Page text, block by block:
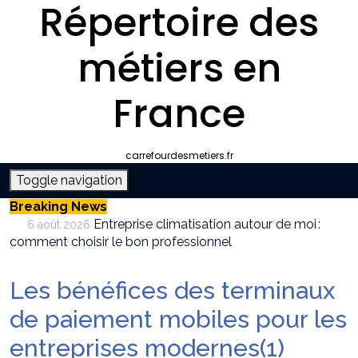
Répertoire des
métiers en
France
carrefourdesmetiers.fr
Toggle navigation
Breaking News
6 août 2026 Entreprise climatisation autour de moi :
comment choisir le bon professionnel
décrocher des missions récurrentes ?
28 juillet 2026
SEO et IA : Comment optimiser votre site
pour apparaître dans les moteurs IA
22 juillet 2026 Stratégies invisibles pour conquérir votre
marché
Les bénéfices des terminaux
de paiement mobiles pour les
entreprises modernes(1)